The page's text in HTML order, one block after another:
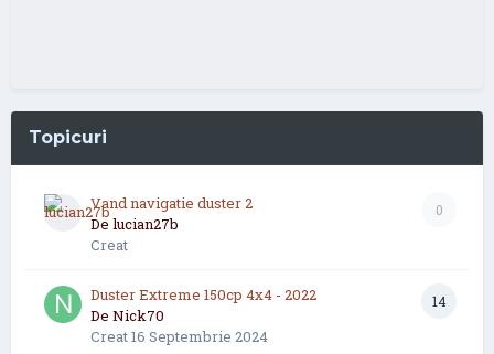
Topicuri
0
Vand navigatie duster 2
De lucian27b
Creat
14
Duster Extreme 150cp 4x4 - 2022
De Nick70
Creat16 Septembrie 2024